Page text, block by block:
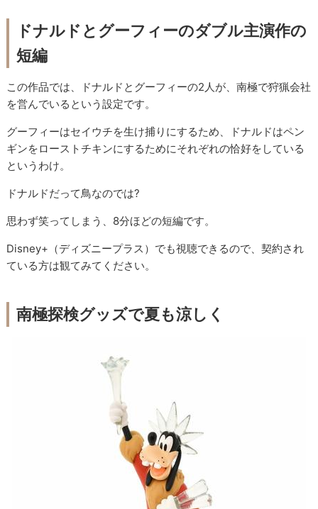
ドナルドとグーフィーのダブル主演作の
短編
この作品では、ドナルドとグーフィーの2人が、南極で狩猟会社
を営んでいるという設定です。
グーフィーはセイウチを生け捕りにするため、ドナルドはペン
ギンをローストチキンにするためにそれぞれの恰好をしている
というわけ。
ドナルドだって鳥なのでは?
思わず笑ってしまう、8分ほどの短編です。
Disney+（ディズニープラス）でも視聴できるので、契約され
ている方は観てみてください。
南極探検グッズで夏も涼しく